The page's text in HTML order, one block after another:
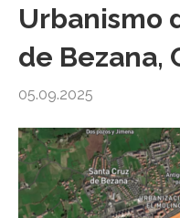
Urbanismo
de Bezana,
05.09.2025